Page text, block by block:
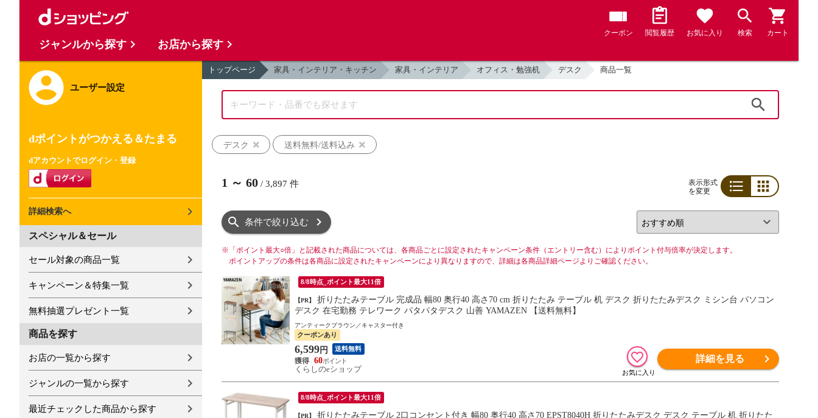
クーポン 閲覧履歴 お気に入り 検索 カート
ユーザー設定
dポイントがつかえる＆たまる
dアカウントでログイン・登録
詳細検索へ
スペシャル＆セール
セール対象の商品一覧
キャンペーン＆特集一覧
無料抽選プレゼント一覧
商品を探す
お店の一覧から探す
ジャンルの一覧から探す
最近チェックした商品から探す
トップページ 家具・インテリア・キッチン 家具・インテリア オフィス・勉強机 デスク 商品一覧
デスク 送料無料/送料込み
1 ～ 60 / 3,897 件
表示形式
を変更
条件で絞り込む
※ 「ポイント最大○倍」と記載された商品については、各商品ごとに設定されたキャンペーン条件（エントリー含む）によりポイント付与倍率が決定します。
ポイントアップの条件は各商品に設定されたキャンペーンにより異なりますので、詳細は各商品詳細ページよりご確認ください。
8/8時点_ポイント最大11倍
【PR】
デスク 在宅勤務 テレワーク パタパタデスク 山善 YAMAZEN 【送料無料】
アンティークブラウン／キャスター付き
クーポンあり
6,599 円 送料無料
60
くらしのeショップ
詳細を見る
8/8時点_ポイント最大11倍
【PR】
ジャンルから探す お店から探す